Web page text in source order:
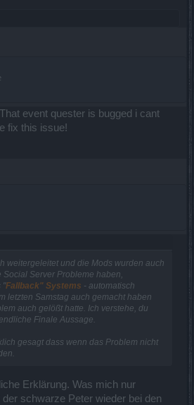
event quester is bugged i cant
fix this issue!
weitergeleitet und die Mods wurden auch
Server Probleme haben,
"Fallback" Systems - automatisch
letzten Samstag auch gemacht haben
auch gelößt hatte. Ich verstehe, du
Finale Aussage.
gesagt dass wenn das Problem nicht
Erklärung. Was mich nur
schwarze Peter wieder bei den